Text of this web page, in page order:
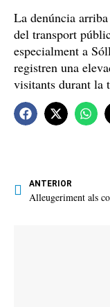
La denúncia
del transport
especialment a
registren una
visitants durant la
ANTERIOR